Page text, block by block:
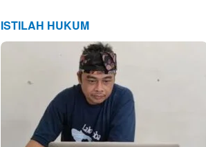
ISTILAH HUKUM